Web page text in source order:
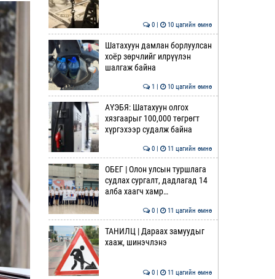
0 | 10 цагийн өмнө
Шатахуун дамлан борлуулсан
хоёр зөрчлийг илрүүлэн
шалгаж байна
1 | 10 цагийн өмнө
АҮЭБЯ: Шатахуун олгох
хязгаарыг 100,000 төгрөгт
хүргэхээр судалж байна
0 | 11 цагийн өмнө
ОБЕГ | Олон улсын туршлага
судлах сургалт, дадлагад 14
алба хаагч хамр…
0 | 11 цагийн өмнө
ТАНИЛЦ | Дараах замуудыг
хааж, шинэчлэнэ
0 | 11 цагийн өмнө